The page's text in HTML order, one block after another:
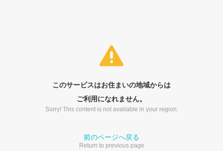
このサービスはお住まいの地域からは
ご利用になれません。
Sorry! This content is not available in your region.
前のページへ戻る
Return to previous page